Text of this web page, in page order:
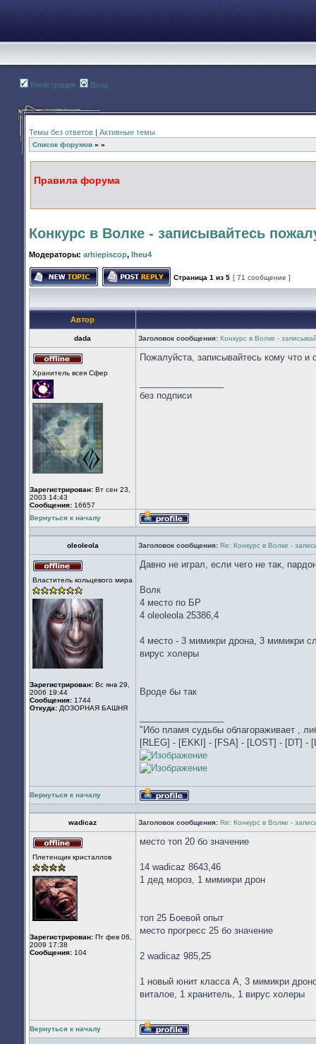
Регистрация Вход
Темы без ответов | Активные темы
Список форумов » »
Правила форума
Конкурс в Волке - записывайтесь
Модераторы: arhiepiscop, lheu4
Начать новую тему Ответить на тему
Страница 1 из 5 [ 71 сообщение ]
Автор
dada Заголовок сообщения: Конкурс в Волке -
в
Хранитель всея Cфер
Зарегистрирован: Вт сен 23,
2003 14:43
Сообщения: 16657
Пожалуйста, записывайтесь кому что и
без подписи
Вернуться к началу
Профиль
oleoleola Заголовок сообщения: Re: Конкурс в Волке -
в
Властитель кольцевого мира
Зарегистрирован: Вс янв 29,
2006 19:44
Сообщения: 1744
Откуда: ДОЗОРНАЯ БАШНЯ
Давно не играл, если чего не так,
Волк
4 место по БР
4 oleoleola 25386,4
4 место - 3 мимикри дрона, 3 мимикри
вирус холеры
Вроде бы так
"Ибо пламя судьбы облагораживает ,
[RLEG] - [EKKI] - [FSA] - [LOST] - [DT] -
Вернуться к началу
Профиль
wadicaz Заголовок сообщения: Re: Конкурс в Волке -
в
Плетенщик кристаллов
Зарегистрирован: Пт фев 06,
2009 17:38
Сообщения: 104
место топ 20 бо значение
14 wadicaz 8643,46
1 дед мороз, 1 мимикри дрон
топ 25 Боевой опыт
место прогресс 25 бо значение
2 wadicaz 985,25
1 новый юнит класса А, 3 мимикри
виталое, 1 хранитель, 1 вирус холеры
Вернуться к началу
Профиль